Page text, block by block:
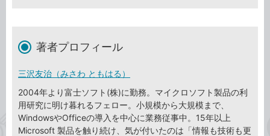
著者プロフィール
三沢友治（みさわ ともはる）
2004年より富士ソフト(株)に勤務。マイクロソフト製品の利
用研究に明け暮れるフェロー。小規模から大規模まで、
WindowsやOfficeの導入を中心に業務従事中。15年以上
Microsoft 製品を触り続け、気が付いたのは「情報も技術も更